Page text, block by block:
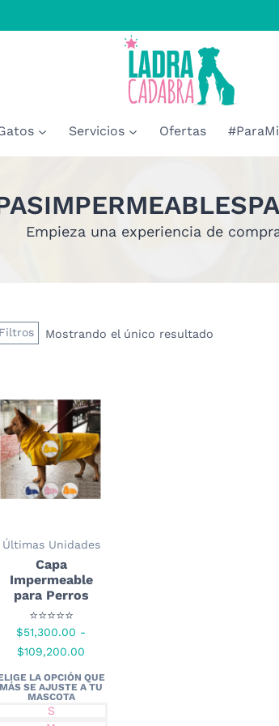
Servicios Ofertas
Empieza una experiencia de
Filtros Mostrando el único resultado
Últimas Unidades
Capa
Impermeable
para Perros
⭐⭐⭐⭐⭐
$51,300.00 -
$109,200.00
precios:
S